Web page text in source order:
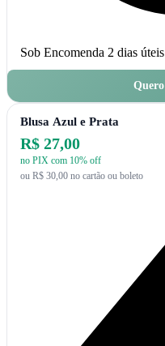
Sob Encomenda 2 dias úteis
Blusa Azul e Prata
R$ 27,00
no PIX com 10% off
ou R$ 30,00 no cartão ou boleto